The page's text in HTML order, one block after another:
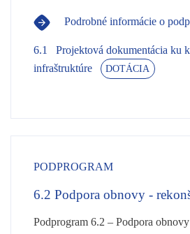
Podrobné informácie o
6.1
Projektová dokumentácia ku
infraštruktúre
DOTÁCIA
PODPROGRAM
6.2 Podpora obnovy -
Podprogram 6.2 – Podpora